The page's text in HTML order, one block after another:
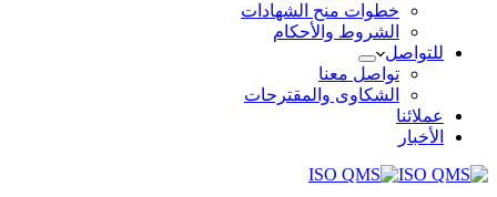
خطوات منح الشهادات
الشروط والأحكام
للتواصل
تواصل معنا
الشكاوى والمقترحات
عملائنا
الأخبار